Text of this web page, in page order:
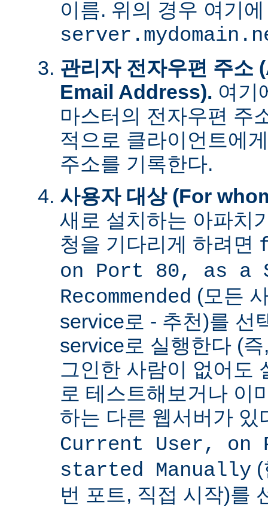
이름. 위의 경우 여기에
관리자 전자우편 주
Email Address). 여기
마스터의 전자우편 주
적으로 클라이언트에
주소를 기록한다.
사용자 대상 (For
새로 설치하는 아파치
청을 기다리게 하려면
on Port 80, as a
Recommended (모든
service로 - 추천)를 선
service로 실행한다 (
그인한 사람이 없어도
로 테스트해보거나 이
하는 다른 웹서버가
Current User, on
started Manually
번 포트, 직접 시작)를